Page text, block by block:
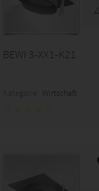
BEWI 3-XX1-K21
Wirtschaft